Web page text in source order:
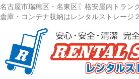
名古屋市瑞穂区・名東区〖格安屋内トラン
倉庫・コンテナ収納はレンタルストレージ